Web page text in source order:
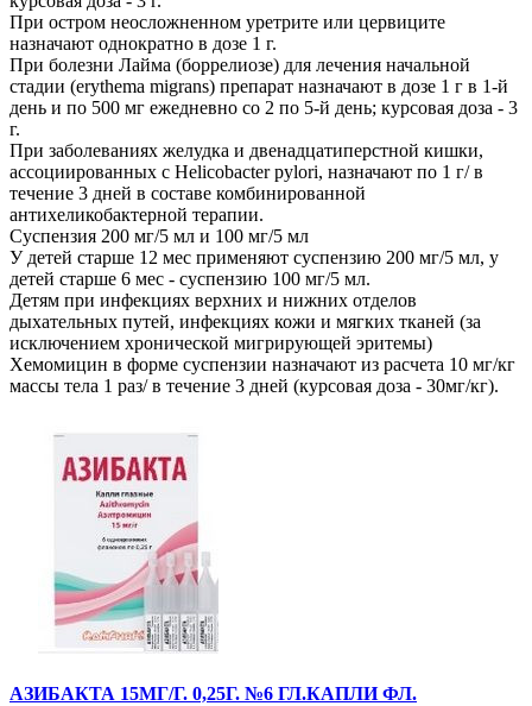
При остром неосложненном уретрите или цервиците
назначают однократно в дозе 1 г.
При болезни Лайма (боррелиозе) для лечения начальной
стадии (erythema migrans) препарат назначают в дозе 1 г в 1-й
день и по 500 мг ежедневно со 2 по 5-й день; курсовая доза - 3
г.
При заболеваниях желудка и двенадцатиперстной кишки,
ассоциированных с Helicobacter pylori, назначают по 1 г/ в
течение 3 дней в составе комбинированной
антихеликобактерной терапии.
Суспензия 200 мг/5 мл и 100 мг/5 мл
У детей старше 12 мес применяют суспензию 200 мг/5 мл, у
детей старше 6 мес - суспензию 100 мг/5 мл.
Детям при инфекциях верхних и нижних отделов
дыхательных путей, инфекциях кожи и мягких тканей (за
исключением хронической мигрирующей эритемы)
Хемомицин в форме суспензии назначают из расчета 10 мг/кг
массы тела 1 раз/ в течение 3 дней (курсовая доза - 30мг/кг).
АЗИБАКТА 15МГ/Г. 0,25Г. №6 ГЛ.КАПЛИ ФЛ.